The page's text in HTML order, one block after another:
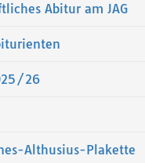
Abitur am JAG
26
Althusius-Plakette